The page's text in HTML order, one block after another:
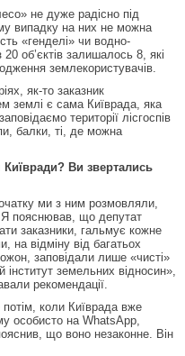
не дуже радісно під
випадку на них не можна
«генделі» чи водно-
об’єктів залишалось 8, які
землекористувачів.
як-то заказник
землі є сама Київрада, яка
території лісгоспів
балки, ті, де можна
Ви звертались
ми з ним розмовляли,
Я пояснював, що депутат
заказники, гальмує кожне
на відміну від багатьох
заповідали лише «чисті»
інститут земельних відносин»,
рекомендації.
коли Київрада вже
особисто на WhatsApp,
що воно незаконне. Він